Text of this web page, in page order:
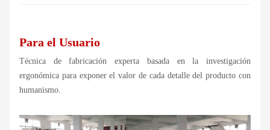
Para el Usuario
Técnica de fabricación experta basada en la investigación
ergonómica para exponer el valor de cada detalle del producto con
humanismo.